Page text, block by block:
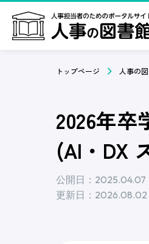
トップページ 人事の
2026年
(AI・DX
公開日：2025.04.07
更新日：2026.08.02